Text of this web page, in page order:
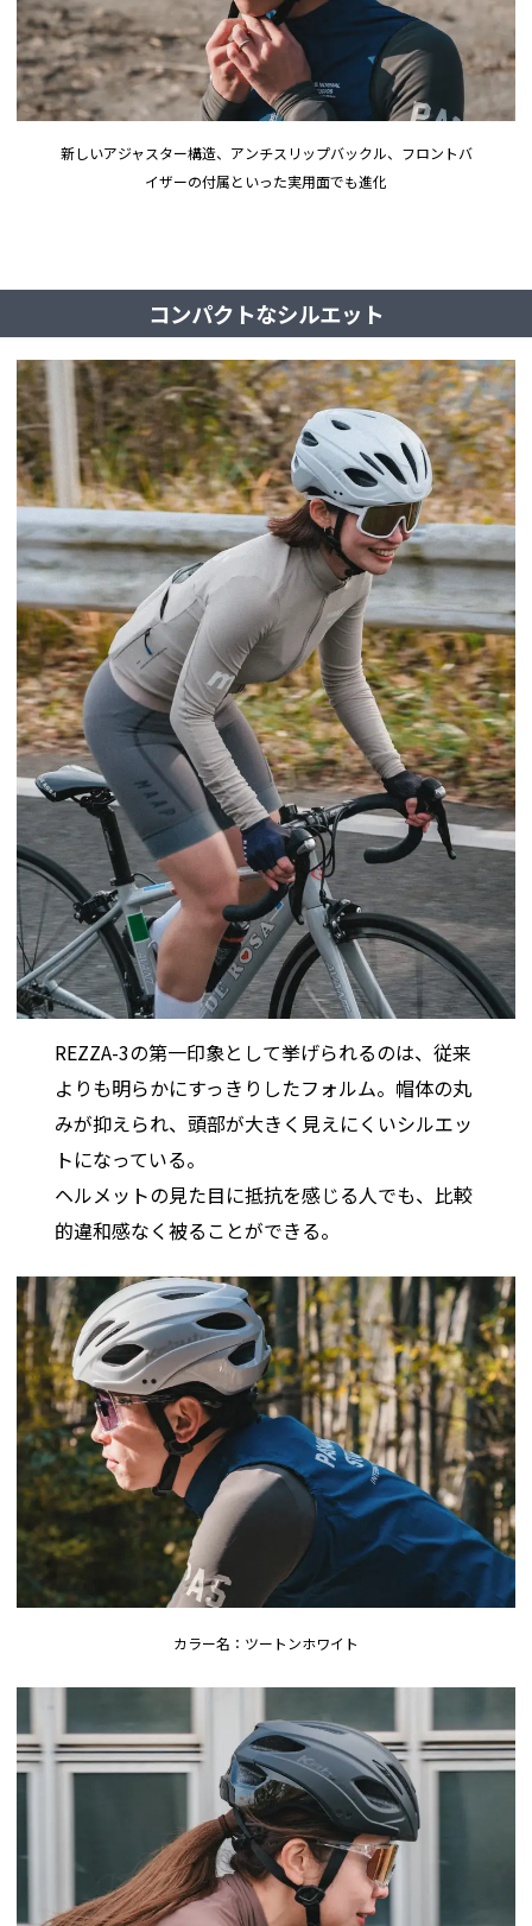
新しいアジャスター構造、アンチスリップバックル、フロントバ
イザーの付属といった実用面でも進化
コンパクトなシルエット
REZZA-3の第一印象として挙げられるのは、従来
よりも明らかにすっきりしたフォルム。帽体の丸
みが抑えられ、頭部が大きく見えにくいシルエッ
トになっている。
ヘルメットの見た目に抵抗を感じる人でも、比較
的違和感なく被ることができる。
カラー名：ツートンホワイト